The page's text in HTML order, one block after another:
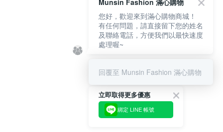
立即取得更多優惠
綁定 LINE 帳號
Munsin Fashion 滿心購物
您好，歡迎來到滿心購物商城！
有任何問題，請直接留下您的姓名
及聯絡電話，方便我們以最快速度
處理喔~
回覆至 Munsin Fashion 滿心購物